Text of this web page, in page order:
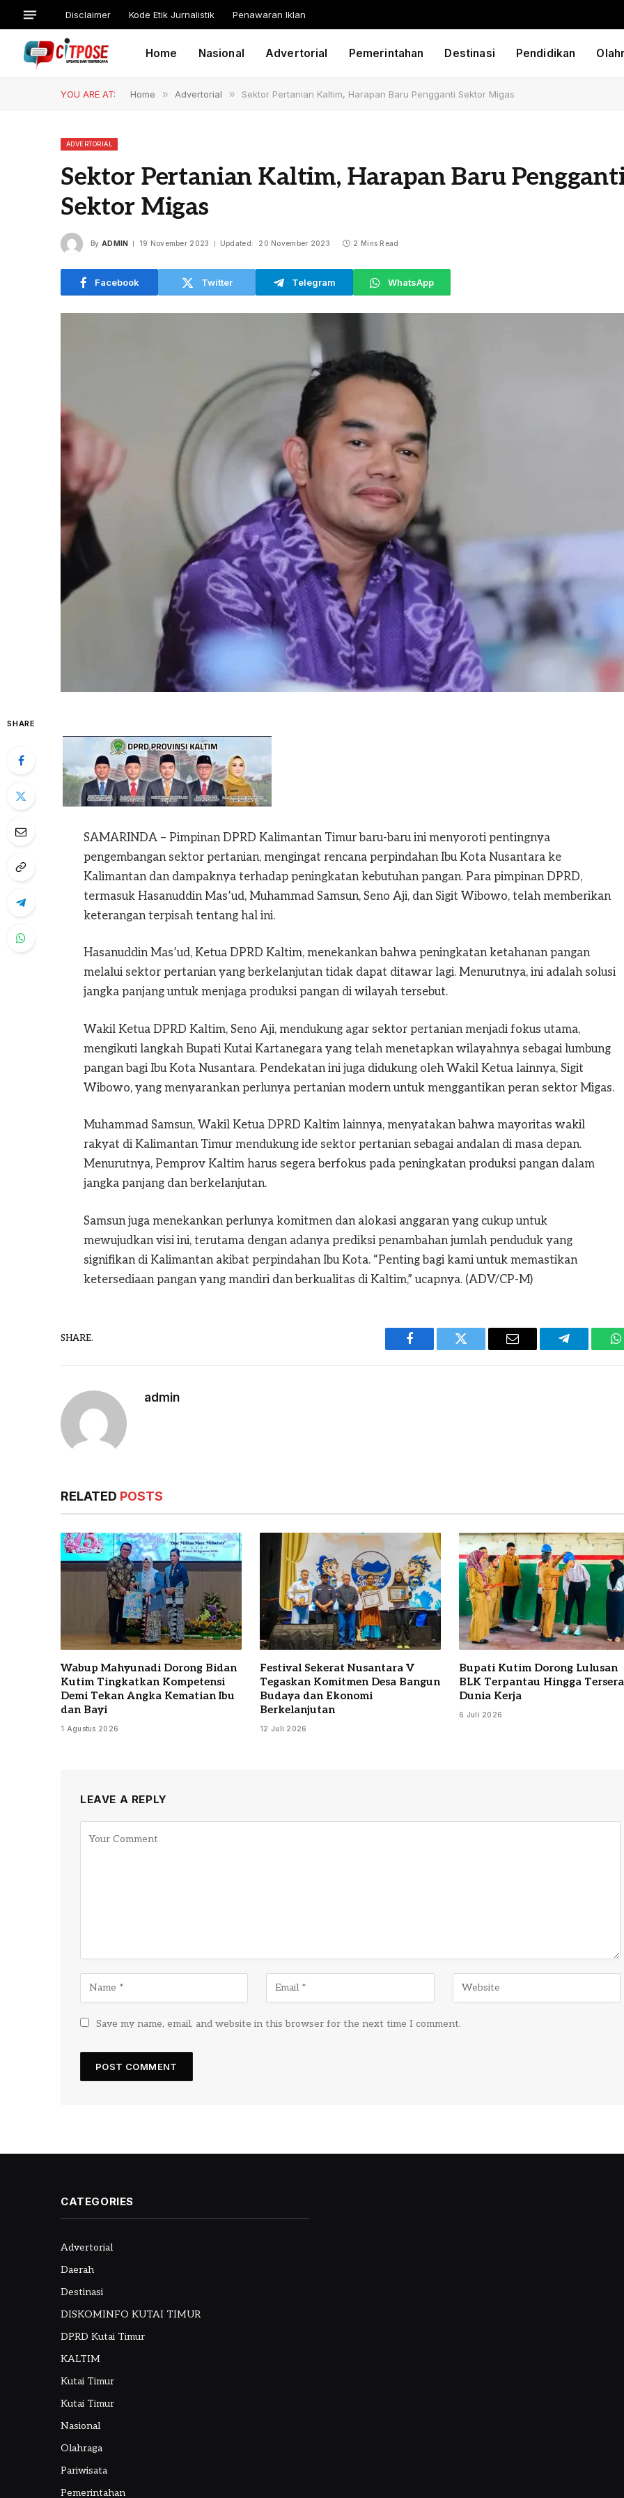
Disclaimer Kode Etik Jurnalistik Penawaran Iklan
Home Nasional Advertorial Pemerintahan Destinasi Pendidikan
YOU ARE AT: Home » Advertorial » Sektor Pertanian Kaltim, Harapan Baru Pengganti Sektor Migas
ADVERTORIAL
Sektor Pertanian Kaltim, Harapan Baru
Sektor Migas
By ADMIN 19 November 2023 Updated: 20 November 2023 2 Mins Read
Facebook Twitter Telegram WhatsApp
SHARE
SAMARINDA – Pimpinan DPRD Kalimantan Timur baru-baru ini menyoroti pentingnya
pengembangan sektor pertanian, mengingat rencana perpindahan Ibu Kota Nusantara ke
Kalimantan dan dampaknya terhadap peningkatan kebutuhan pangan. Para pimpinan DPRD,
termasuk Hasanuddin Mas’ud, Muhammad Samsun, Seno Aji, dan Sigit Wibowo, telah memberikan
keterangan terpisah tentang hal ini.
Hasanuddin Mas’ud, Ketua DPRD Kaltim, menekankan bahwa peningkatan ketahanan pangan
melalui sektor pertanian yang berkelanjutan tidak dapat ditawar lagi. Menurutnya, ini adalah solusi
jangka panjang untuk menjaga produksi pangan di wilayah tersebut.
Wakil Ketua DPRD Kaltim, Seno Aji, mendukung agar sektor pertanian menjadi fokus utama,
mengikuti langkah Bupati Kutai Kartanegara yang telah menetapkan wilayahnya sebagai lumbung
pangan bagi Ibu Kota Nusantara. Pendekatan ini juga didukung oleh Wakil Ketua lainnya, Sigit
Wibowo, yang menyarankan perlunya pertanian modern untuk menggantikan peran sektor Migas.
Muhammad Samsun, Wakil Ketua DPRD Kaltim lainnya, menyatakan bahwa mayoritas wakil
rakyat di Kalimantan Timur mendukung ide sektor pertanian sebagai andalan di masa depan.
Menurutnya, Pemprov Kaltim harus segera berfokus pada peningkatan produksi pangan dalam
jangka panjang dan berkelanjutan.
Samsun juga menekankan perlunya komitmen dan alokasi anggaran yang cukup untuk
mewujudkan visi ini, terutama dengan adanya prediksi penambahan jumlah penduduk yang
signifikan di Kalimantan akibat perpindahan Ibu Kota. “Penting bagi kami untuk memastikan
ketersediaan pangan yang mandiri dan berkualitas di Kaltim,” ucapnya. (ADV/CP-M)
SHARE.
Facebook Twitter Email Telegram
admin
RELATED POSTS
Wabup Mahyunadi Dorong Bidan
Kutim Tingkatkan Kompetensi
Demi Tekan Angka Kematian Ibu
dan Bayi
1 Agustus 2026
Festival Sekerat Nusantara V
Tegaskan Komitmen Desa Bangun
Budaya dan Ekonomi
Berkelanjutan
12 Juli 2026
Bupati Kutim Dorong Lulusan
BLK Terpantau Hingga
Dunia Kerja
6 Juli 2026
LEAVE A REPLY
Save my name, email, and website in this browser for the next time I comment.
CATEGORIES
Advertorial
Daerah
Destinasi
DISKOMINFO KUTAI TIMUR
DPRD Kutai Timur
KALTIM
Kutai Timur
Kutai Timur
Nasional
Olahraga
Pariwisata
Pemerintahan